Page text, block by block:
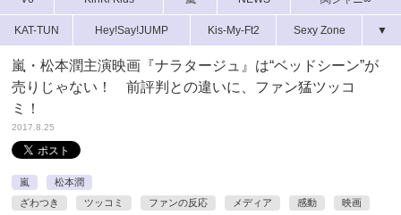
KAT-TUN Hey!Say!JUMP Kis-My-Ft2 Sexy Zone ▼
嵐・松本潤主演映画『ナラタージュ』は“ベッドシーン”が
売りじゃない！ 前評判との違いに、ファン猛ツッコ
ミ！
2017.8.25
嵐
松本潤
ざわつき
ツッコミ ファンの反応 メディア 感動 映画